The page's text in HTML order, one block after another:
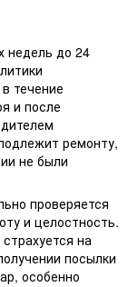
недель до 24
течение
и после
ремонту,
не были
проверяется
и целостность.
на
посылки
особенно